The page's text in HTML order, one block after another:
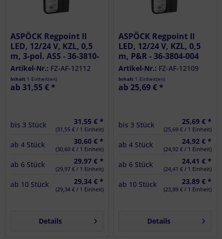
ASPÖCK Regpoint II
LED, 12/24 V, KZL, 0,5
m, 3-pol. ASS - 36-3810-
004
Artikel-Nr.: FZ-AF-12112
Inhalt 1 Einheit(en)
ab 31,55 € *
bis 3 Stück 31,55 € *
(31,55 € / 1 Einheit)
ab 4 Stück 30,60 € *
(30,60 € / 1 Einheit)
ab 6 Stück 29,97 € *
(29,97 € / 1 Einheit)
ab 10 Stück 29,34 € *
(29,34 € / 1 Einheit)
Details
ASPÖCK Regpoint II
LED, 12/24 V, KZL, 0,5
m, P&R - 36-3804-004
Artikel-Nr.: FZ-AF-12109
Inhalt 1 Einheit(en)
ab 25,69 € *
bis 3 Stück 25,69 € *
(25,69 € / 1 Einheit)
ab 4 Stück 24,92 € *
(24,92 € / 1 Einheit)
ab 6 Stück 24,41 € *
(24,41 € / 1 Einheit)
ab 10 Stück 23,89 € *
(23,89 € / 1 Einheit)
Details